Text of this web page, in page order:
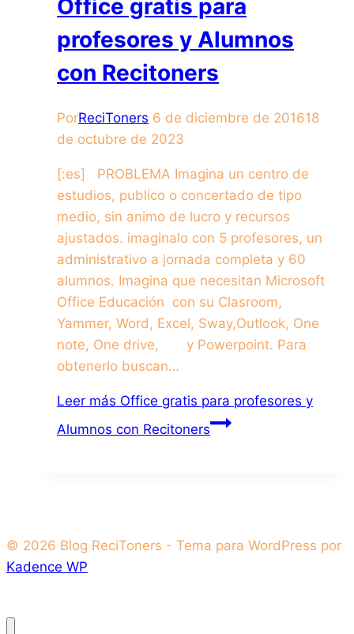
Office gratis para
profesores y Alumnos
con Recitoners
PorReciToners 6 de diciembre de 201618
de octubre de 2023
[:es] PROBLEMA Imagina un centro de
estudios, publico o concertado de tipo
medio, sin animo de lucro y recursos
ajustados. imaginalo con 5 profesores, un
administrativo a jornada completa y 60
alumnos. Imagina que necesitan Microsoft
Office Educación con su Clasroom,
Yammer, Word, Excel, Sway,Outlook, One
note, One drive, y Powerpoint. Para
obtenerlo buscan…
Leer más Office gratis para profesores y
Alumnos con Recitoners
© 2026 Blog ReciToners - Tema para WordPress por
Kadence WP